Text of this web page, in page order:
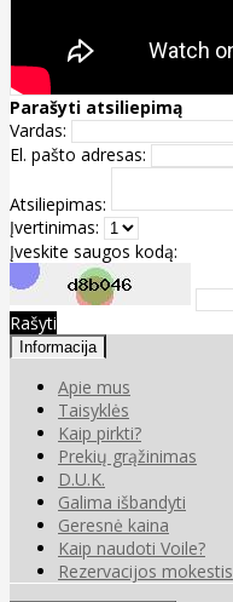
Parašyti atsiliepimą
Vardas:
El. pašto adresas:
Atsiliepimas:
Įvertinimas:
Įveskite saugos kodą:
Rašyti
Informacija
Apie mus
Taisyklės
Kaip pirkti?
Prekių grąžinimas
D.U.K.
Galima išbandyti
Geresnė kaina
Kaip naudoti Voile?
Rezervacijos mokestis